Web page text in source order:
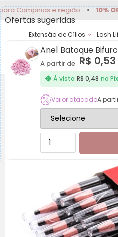
e região • 10% OFFno
Extensão de Cílios Lash
Lápis Aolili Dermatográfico –
Ofertas sugeridas
Anel Batoque
A partir de R$ 0,53
À vista R$ 0,48 no Pix
Valor atacadoA